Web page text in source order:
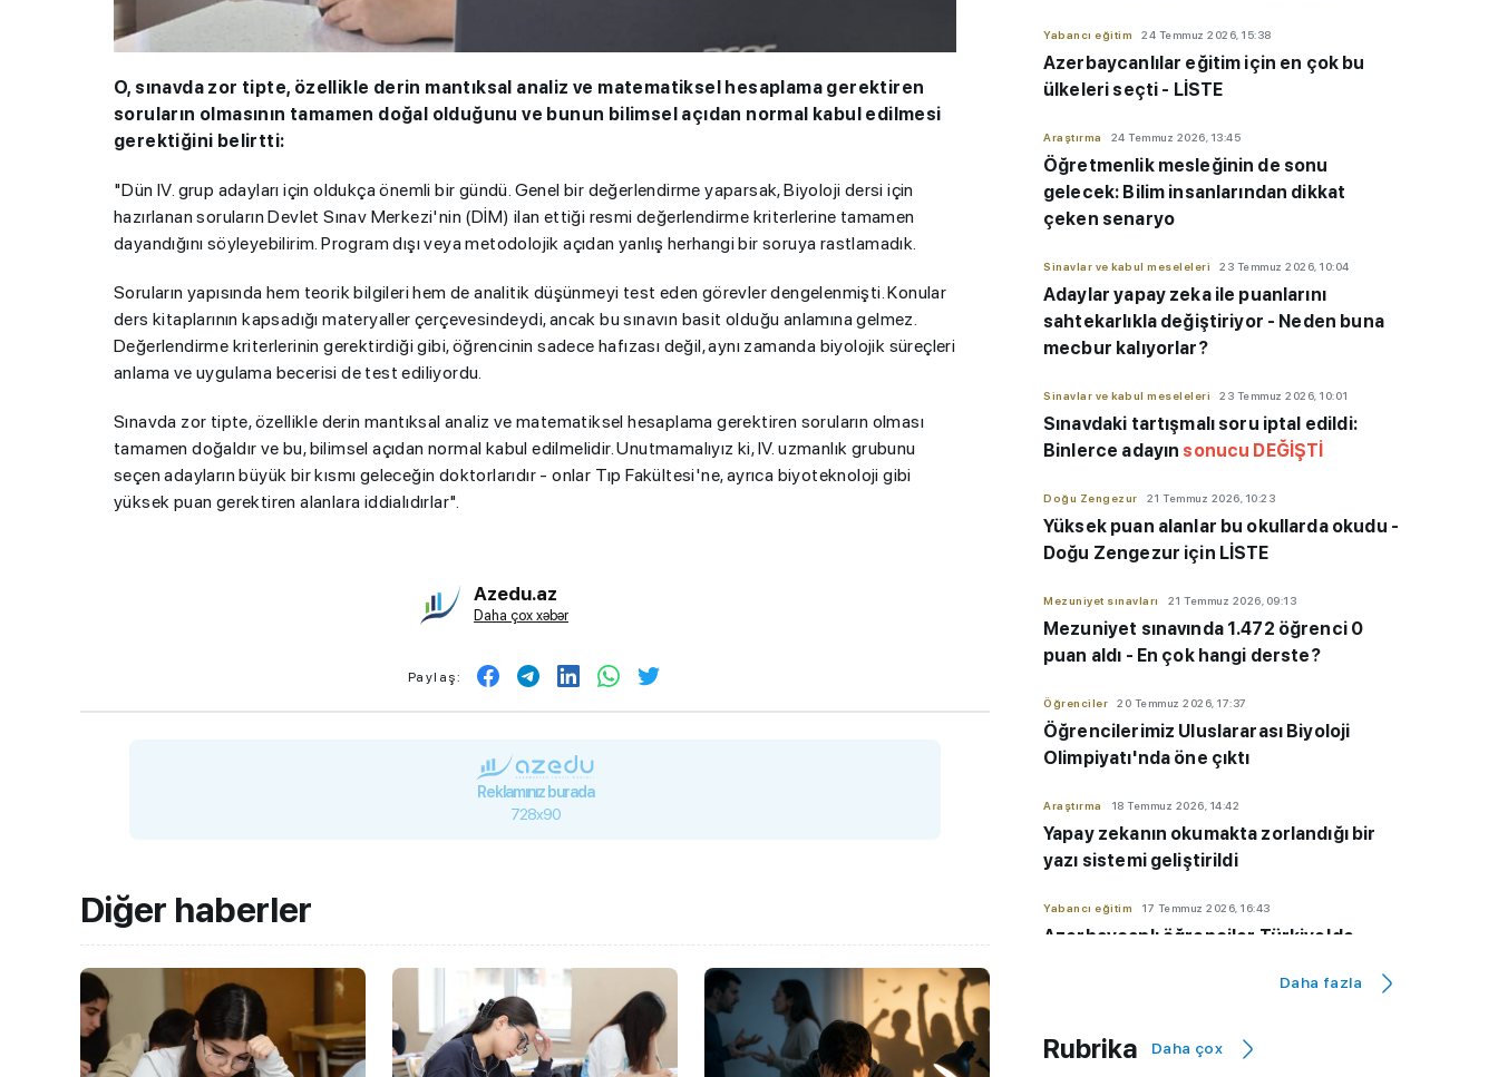
O, sınavda zor tipte, özellikle derin mantıksal analiz ve matematiksel hesaplama gerektiren
soruların olmasının tamamen doğal olduğunu ve bunun bilimsel açıdan normal kabul edilmesi
gerektiğini belirtti:
"Dün IV. grup adayları için oldukça önemli bir gündü. Genel bir değerlendirme yaparsak, Biyoloji dersi için
hazırlanan soruların Devlet Sınav Merkezi'nin (DİM) ilan ettiği resmi değerlendirme kriterlerine tamamen
dayandığını söyleyebilirim. Program dışı veya metodolojik açıdan yanlış herhangi bir soruya rastlamadık.
Soruların yapısında hem teorik bilgileri hem de analitik düşünmeyi test eden görevler dengelenmişti. Konular
ders kitaplarının kapsadığı materyaller çerçevesindeydi, ancak bu sınavın basit olduğu anlamına gelmez.
Değerlendirme kriterlerinin gerektirdiği gibi, öğrencinin sadece hafızası değil, aynı zamanda biyolojik süreçleri
anlama ve uygulama becerisi de test ediliyordu.
Sınavda zor tipte, özellikle derin mantıksal analiz ve matematiksel hesaplama gerektiren soruların olması
tamamen doğaldır ve bu, bilimsel açıdan normal kabul edilmelidir. Unutmamalıyız ki, IV. uzmanlık grubunu
seçen adayların büyük bir kısmı geleceğin doktorlarıdır - onlar Tıp Fakültesi'ne, ayrıca biyoteknoloji gibi
yüksek puan gerektiren alanlara iddialıdırlar".
Azedu.az
Daha çox xəbər
Paylaş:
Reklamınız burada
728x90
Diğer haberler
Yabancı eğitim 24 Temmuz 2026, 15:38
Azerbaycanlılar eğitim için en çok bu
ülkeleri seçti - LİSTE
Araştırma 24 Temmuz 2026, 13:45
Öğretmenlik mesleğinin de sonu
gelecek: Bilim insanlarından dikkat
çeken senaryo
Sinavlar ve kabul meseleleri 23 Temmuz 2026, 10:04
Adaylar yapay zeka ile puanlarını
sahtekarlıkla değiştiriyor - Neden buna
mecbur kalıyorlar?
Sinavlar ve kabul meseleleri 23 Temmuz 2026, 10:01
Sınavdaki tartışmalı soru iptal edildi:
Binlerce adayın sonucu DEĞİŞTİ
Doğu Zengezur 21 Temmuz 2026, 10:23
Yüksek puan alanlar bu okullarda okudu -
Doğu Zengezur için LİSTE
Mezuniyet sınavları 21 Temmuz 2026, 09:13
Mezuniyet sınavında 1.472 öğrenci 0
puan aldı - En çok hangi derste?
Öğrenciler 20 Temmuz 2026, 17:37
Öğrencilerimiz Uluslararası Biyoloji
Olimpiyatı'nda öne çıktı
Araştırma 18 Temmuz 2026, 14:42
Yapay zekanın okumakta zorlandığı bir
yazı sistemi geliştirildi
Yabancı eğitim 17 Temmuz 2026, 16:43
Azerbaycanlı öğrenciler Türkiye'de
İlginç 17 Temmuz 2026, 12:42
ABD yabancı öğrenci vizelerine
Daha fazla
Rubrika Daha çox